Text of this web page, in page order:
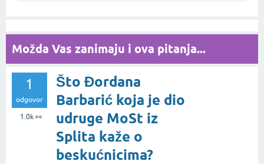
Možda Vas zanimaju i ova pitanja...
1
odgovor
1.0k👀
Što Đordana
Barbarić koja je dio
udruge MoSt iz
Splita kaže o
beskućnicima?